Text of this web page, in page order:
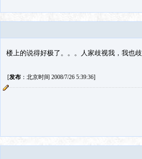
楼上的说得好极了。。。人家歧视我，我也
[发布：北京时间 2008/7/26 5:39:36]